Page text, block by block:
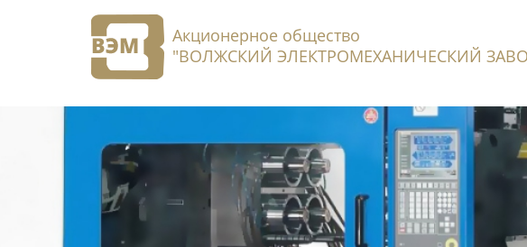
Акционерное общество
"ВОЛЖСКИЙ ЭЛЕКТРОМЕХАНИЧЕСКИЙ